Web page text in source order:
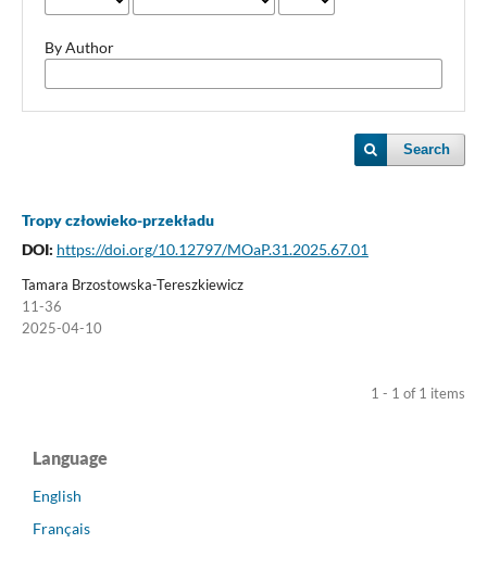
By Author
Search
Tropy człowieko-przekładu
DOI: https://doi.org/10.12797/MOaP.31.2025.67.01
Tamara Brzostowska-Tereszkiewicz
11-36
2025-04-10
1 - 1 of 1 items
Language
English
Français